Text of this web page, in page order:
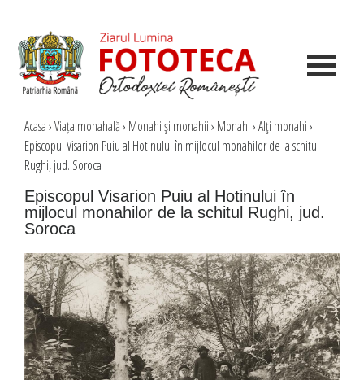
Acasa›Viața monahală› Monahi şi monahii› Monahi›Alţi monahi›
Episcopul Visarion Puiu al Hotinului în mijlocul monahilor de la schitul
Rughi, jud. Soroca
Episcopul Visarion Puiu al Hotinului în
mijlocul monahilor de la schitul Rughi, jud.
Soroca